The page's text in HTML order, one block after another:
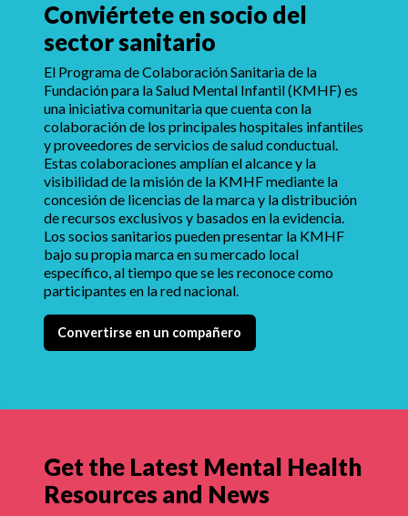
Conviértete en socio del
sector sanitario
El Programa de Colaboración Sanitaria de la
Fundación para la Salud Mental Infantil (KMHF) es
una iniciativa comunitaria que cuenta con la
colaboración de los principales hospitales infantiles
y proveedores de servicios de salud conductual.
Estas colaboraciones amplían el alcance y la
visibilidad de la misión de la KMHF mediante la
concesión de licencias de la marca y la distribución
de recursos exclusivos y basados en la evidencia.
Los socios sanitarios pueden presentar la KMHF
bajo su propia marca en su mercado local
específico, al tiempo que se les reconoce como
participantes en la red nacional.
Convertirse en un compañero
Get the Latest Mental Health
Resources and News